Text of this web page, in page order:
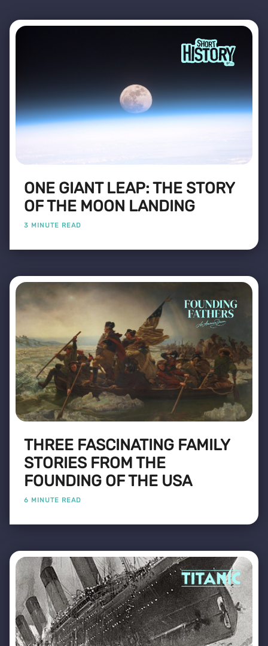
ONE GIANT LEAP: THE STORY
OF THE MOON LANDING
3 MINUTE READ
THREE FASCINATING FAMILY
STORIES FROM THE
FOUNDING OF THE USA
6 MINUTE READ